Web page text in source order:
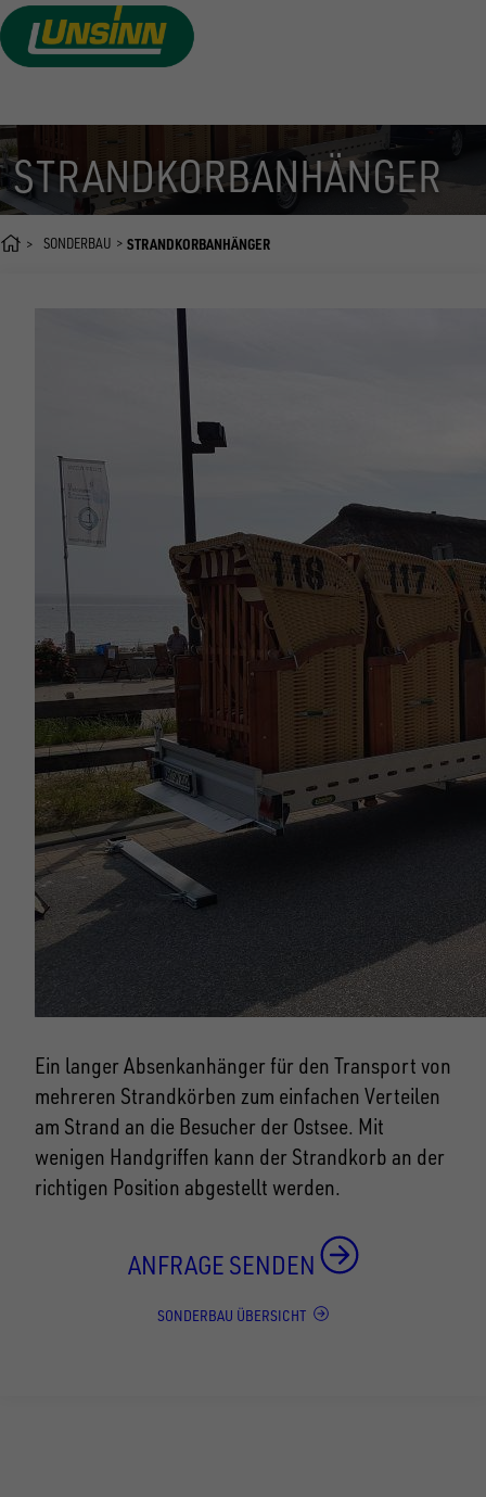
Direkt
zum
Inhalt
STRANDKORBANHÄNGER
SONDERBAU STRANDKORBANHÄNGER
Ein langer Absenkanhänger für den Transport von
mehreren Strandkörben zum einfachen Verteilen
am Strand an die Besucher der Ostsee. Mit
wenigen Handgriffen kann der Strandkorb an der
richtigen Position abgestellt werden.
ANFRAGE SENDEN
SONDERBAU ÜBERSICHT